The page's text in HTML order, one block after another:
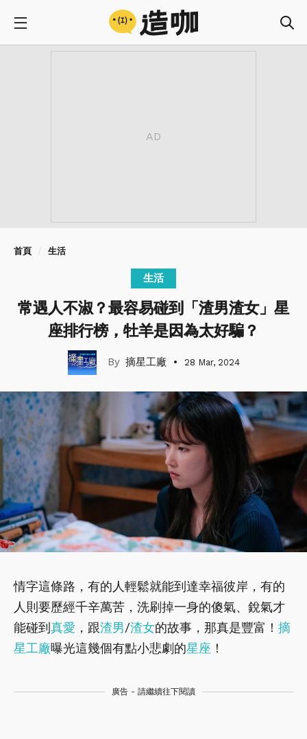
首頁 生活
生活
常遇人不淑？最容易碰到「渣男渣女」星
座排行榜，牡羊是因為太好騙？
摘星工廠 28 Mar, 2024
情字這條路，有的人輕鬆就能到達幸福彼岸，有的
人則要歷經千辛萬苦，洗刷掉一身的傻氣、銳氣才
能碰到 真愛 ，跟渣男/渣女的故事，那真是豐富！ 摘
星工廠曝光這幾個有點小悲劇的星座 ！
廣告 - 請繼續往下閱讀